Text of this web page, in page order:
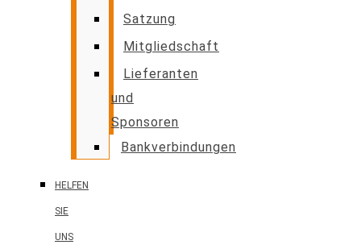
Satzung
Mitgliedschaft
Lieferanten
und
Sponsoren
Bankverbindungen
HELFEN
SIE
UNS